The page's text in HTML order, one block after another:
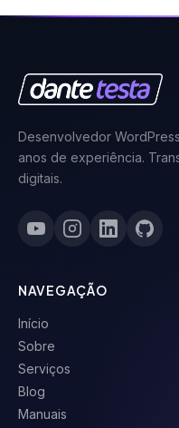
Desenvolvedor
anos de experiência.
digitais.
NAVEGAÇÃO
Início
Sobre
Serviços
Blog
Manuais